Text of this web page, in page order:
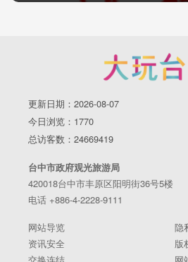
更新日期：2026-08-07
今日浏览：1770
总访客数：24669419
台中市政府观光旅游局
420018台中市丰原区阳明街36号5楼
电话 +886-4-2228-9111
网站导览
隐
资讯安全
版